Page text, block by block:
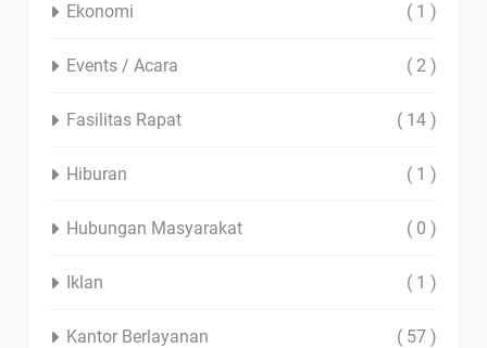
Ekonomi ( 1 )
Events / Acara ( 2 )
Fasilitas Rapat ( 14 )
Hiburan ( 1 )
Hubungan Masyarakat ( 0 )
Iklan ( 1 )
Kantor Berlayanan ( 57 )